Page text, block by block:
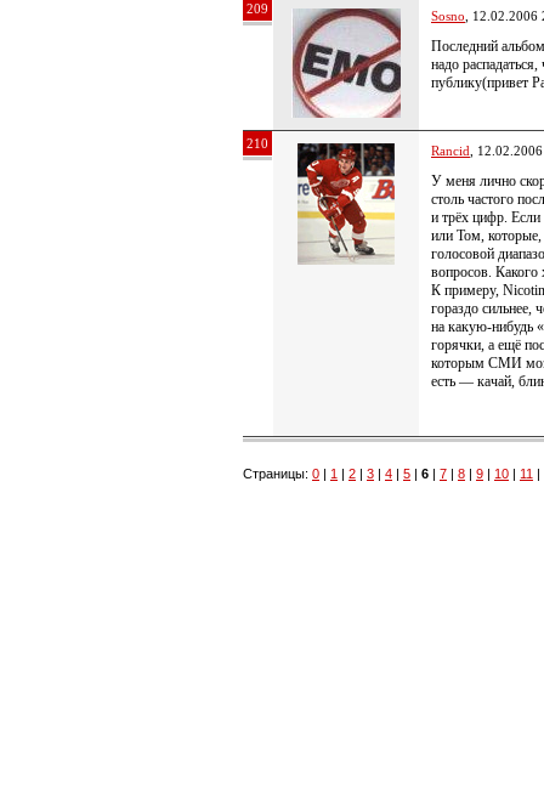
209 Sosno , 12.02.2006
Последний
надо
публику(привет
210 Rancid ,
У меня лично
столь частого
и трёх цифр.
или Том,
голосовой
вопросов. Какого
К примеру,
гораздо сильнее,
на какую-нибудь
горячки, а ещё
которым СМИ
есть — качай,
Страницы: 0 | 1 | 2 | 3 | 4 | 5 | 6 | 7 | 8 | 9 | 10 | 11 |